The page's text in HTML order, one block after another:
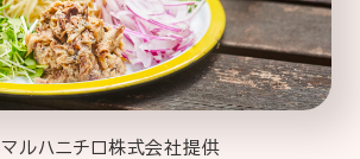
マルハニチロ株式会社提供